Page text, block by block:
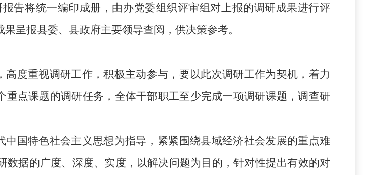
报告将统一编印成册，由办党委组织评审组对上报的调研成果进行评
呈报县委、县政府主要领导查阅，供决策参考。
高度重视调研工作，积极主动参与，要以此次调研工作为契机，着力
重点课题的调研任务，全体干部职工至少完成一项调研课题，调查研
中国特色社会主义思想为指导，紧紧围绕县域经济社会发展的重点难
数据的广度、深度、实度，以解决问题为目的，针对性提出有效的对